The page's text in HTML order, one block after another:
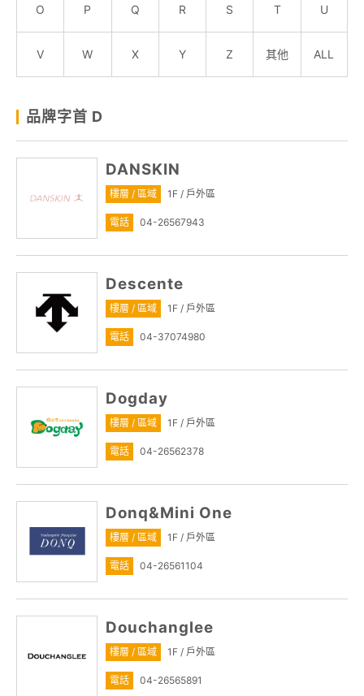
O P Q R S T U
V W X Y Z 其他 ALL
品牌字首 D
DANSKIN
樓層 / 區域 1F / 戶外區
電話 04-26567943
Descente
樓層 / 區域 1F / 戶外區
電話 04-37074980
Dogday
樓層 / 區域 1F / 戶外區
電話 04-26562378
Donq&Mini One
樓層 / 區域 1F / 戶外區
電話 04-26561104
Douchanglee
樓層 / 區域 1F / 戶外區
電話 04-26565891